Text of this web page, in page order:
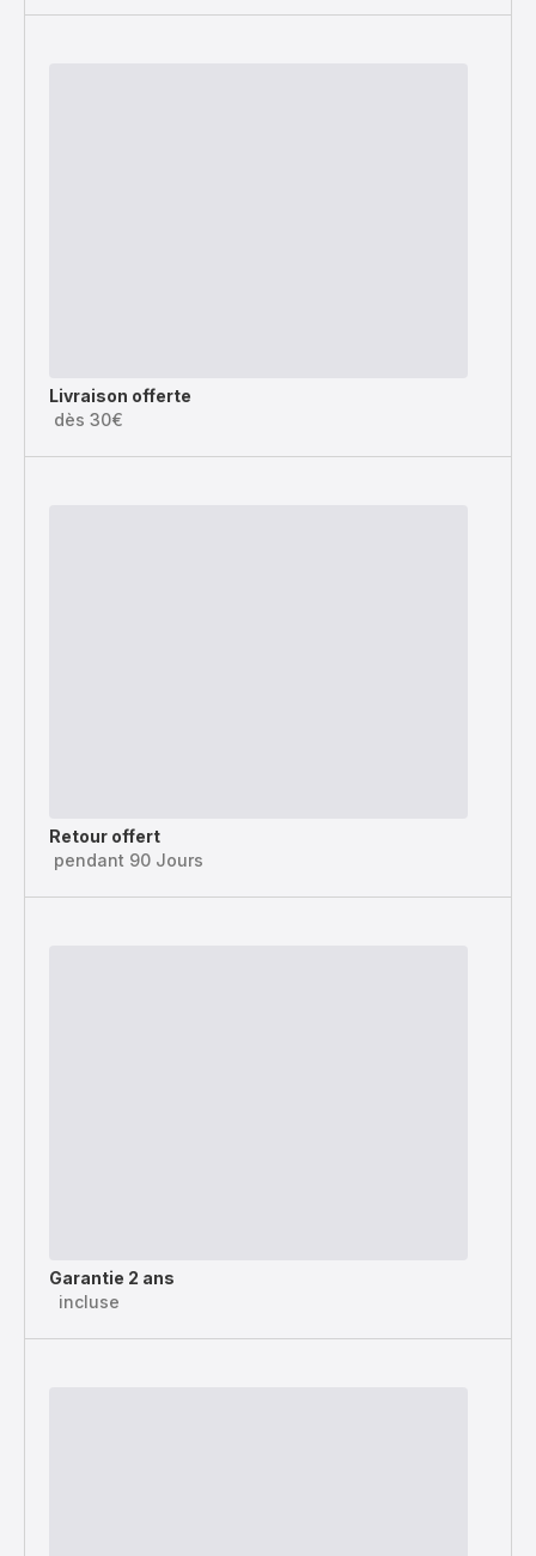
Livraison offerte
dès 30€
Retour offert
pendant 90 Jours
Garantie 2 ans
incluse